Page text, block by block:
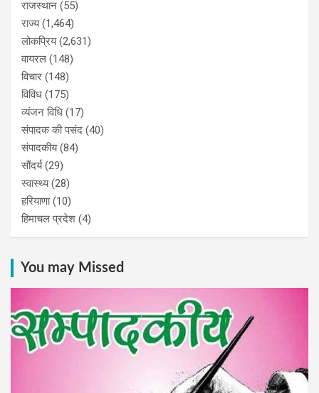
राजस्थान (55)
राज्य(1,464)
लोकप्रिय(2,631)
वायरल (148)
विचार (148)
विविध (175)
व्यंजन विधि (17)
संपादक की पसंद (40)
संपादकीय(84)
सौंदर्य(29)
स्वास्थ्य(28)
हरियाणा(10)
हिमाचल प्रदेश (4)
You may Missed